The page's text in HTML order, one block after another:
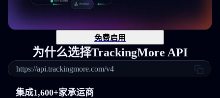
免费启用
为什么选择TrackingMore API
https://api.trackingmore.com/v4
集成1,600+家承运商